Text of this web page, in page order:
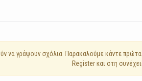
να γράψουν σχόλια. Παρακαλούμε κάντε
Register και στη